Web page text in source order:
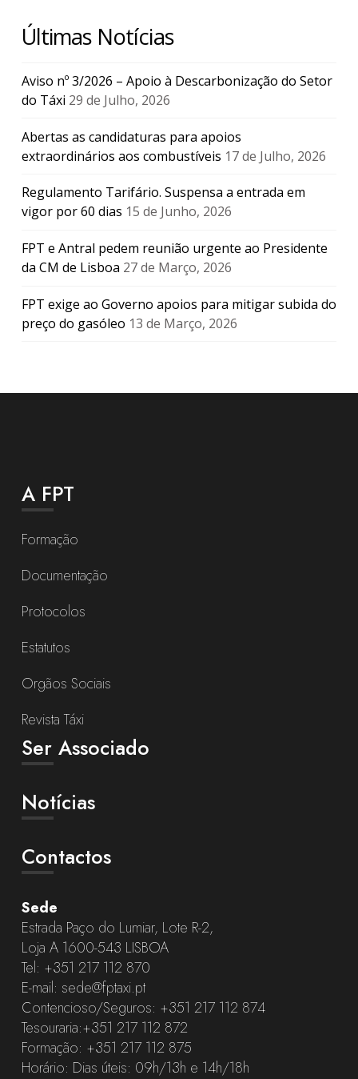
Últimas Notícias
Aviso nº 3/2026 – Apoio à Descarbonização do Setor
do Táxi 29 de Julho, 2026
Abertas as candidaturas para apoios
extraordinários aos combustíveis 17 de Julho, 2026
Regulamento Tarifário. Suspensa a entrada em
vigor por 60 dias 15 de Junho, 2026
FPT e Antral pedem reunião urgente ao Presidente
da CM de Lisboa 27 de Março, 2026
FPT exige ao Governo apoios para mitigar subida do
preço do gasóleo 13 de Março, 2026
A FPT
Formação
Documentação
Protocolos
Estatutos
Orgãos Sociais
Revista Táxi
Ser Associado
Notícias
Contactos
Sede
Estrada Paço do Lumiar, Lote R-2,
Loja A 1600-543 LISBOA
Tel: +351 217 112 870
E-mail: sede@fptaxi.pt
Contencioso/Seguros: +351 217 112 874
Tesouraria:+351 217 112 872
Formação: +351 217 112 875
Horário: Dias úteis: 09h/13h e 14h/18h